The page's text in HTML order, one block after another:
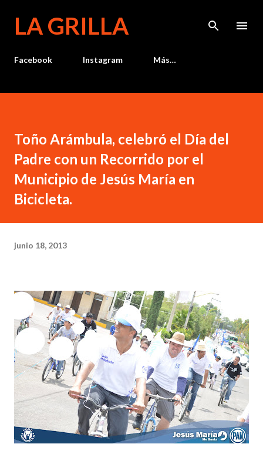
LA GRILLA
Facebook Instagram Más…
Toño Arámbula, celebró el Día del
Padre con un Recorrido por el
Municipio de Jesús María en
Bicicleta.
junio 18, 2013